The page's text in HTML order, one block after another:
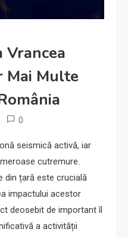
Vrancea
Mai Multe
0
seismică activă, iar
cutremure.
din țară este crucială
impactului acestor
deosebit de important îl
a activității